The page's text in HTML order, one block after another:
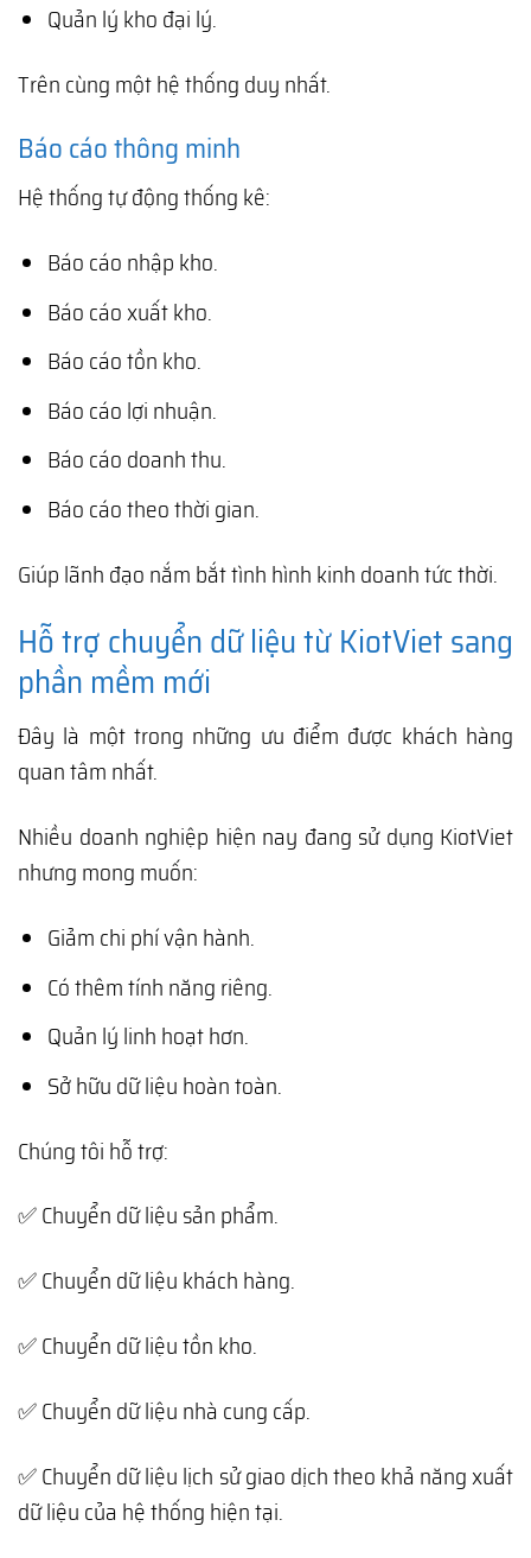
Quản lý kho đại lý.
Trên cùng một hệ thống duy nhất.
Báo cáo thông minh
Hệ thống tự động thống kê:
Báo cáo nhập kho.
Báo cáo xuất kho.
Báo cáo tồn kho.
Báo cáo lợi nhuận.
Báo cáo doanh thu.
Báo cáo theo thời gian.
Giúp lãnh đạo nắm bắt tình hình kinh doanh tức thời.
Hỗ trợ chuyển dữ liệu từ KiotViet sang
phần mềm mới
Đây là một trong những ưu điểm được khách hàng
quan tâm nhất.
Nhiều doanh nghiệp hiện nay đang sử dụng KiotViet
nhưng mong muốn:
Giảm chi phí vận hành.
Có thêm tính năng riêng.
Quản lý linh hoạt hơn.
Sở hữu dữ liệu hoàn toàn.
Chúng tôi hỗ trợ:
✅ Chuyển dữ liệu sản phẩm.
✅ Chuyển dữ liệu khách hàng.
✅ Chuyển dữ liệu tồn kho.
✅ Chuyển dữ liệu nhà cung cấp.
✅ Chuyển dữ liệu lịch sử giao dịch theo khả năng xuất
dữ liệu của hệ thống hiện tại.